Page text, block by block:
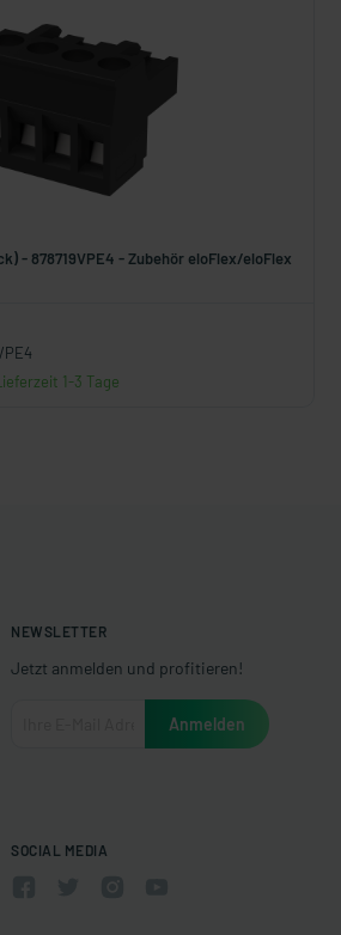
- 878719VPE4 - Zubehör eloFlex/eloFlex
1-3 Tage
NEWSLETTER
Jetzt anmelden und profitieren!
SOCIAL MEDIA